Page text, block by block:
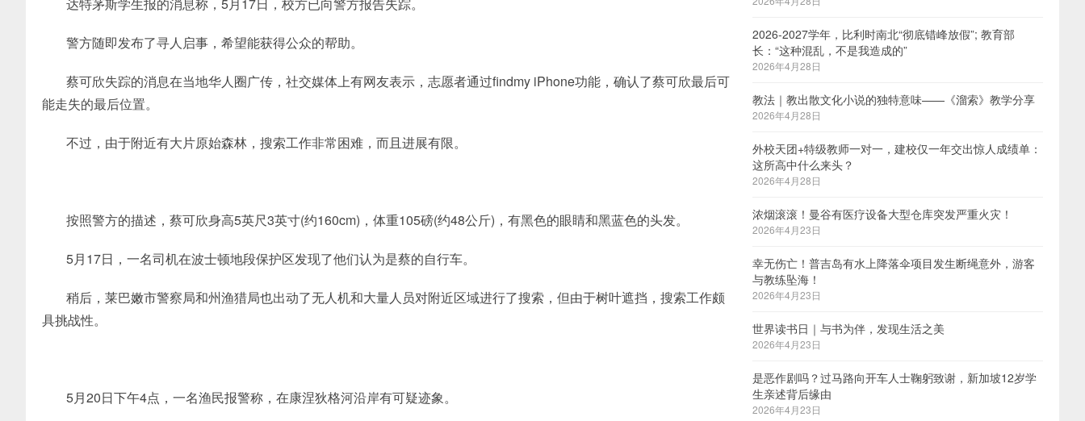
警方随即发布了寻人启事，希望能获得公众的帮助。
蔡可欣失踪的消息在当地华人圈广传，社交媒体上有网友表示，志愿者通过findmy iPhone功能，确认了蔡可欣最后可
能走失的最后位置。
不过，由于附近有大片原始森林，搜索工作非常困难，而且进展有限。
按照警方的描述，蔡可欣身高5英尺3英寸(约160cm)，体重105磅(约48公斤)，有黑色的眼睛和黑蓝色的头发。
5月17日，一名司机在波士顿地段保护区发现了他们认为是蔡的自行车。
稍后，莱巴嫩市警察局和州渔猎局也出动了无人机和大量人员对附近区域进行了搜索，但由于树叶遮挡，搜索工作颇
具挑战性。
5月20日下午4点，一名渔民报警称，在康涅狄格河沿岸有可疑迹象。
2026-2027学年，比利时南北“彻底错峰放假”; 教育部
长：“这种混乱，不是我造成的”
2026年4月28日
教法｜教出散文化小说的独特意味——《溜索》教学分享
2026年4月28日
外校天团+特级教师一对一，建校仅一年交出惊人成绩单：
这所高中什么来头？
2026年4月28日
浓烟滚滚！曼谷有医疗设备大型仓库突发严重火灾！
2026年4月23日
幸无伤亡！普吉岛有水上降落伞项目发生断绳意外，游客
与教练坠海！
2026年4月23日
世界读书日｜与书为伴，发现生活之美
2026年4月23日
是恶作剧吗？过马路向开车人士鞠躬致谢，新加坡12岁学
生亲述背后缘由
2026年4月23日